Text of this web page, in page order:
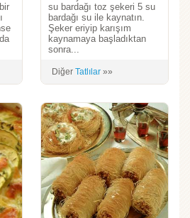
su bardağı toz şekeri 5 su
bardağı su ile kaynatın.
Şeker eriyip karışım
kaynamaya başladıktan
sonra...
Diğer Tatlılar»»